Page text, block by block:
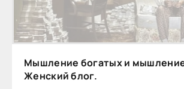
Мышление богатых и
Женский блог.